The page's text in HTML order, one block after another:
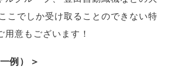
ここでしか受け取ることのできない特
意もございます！
一例） ＞